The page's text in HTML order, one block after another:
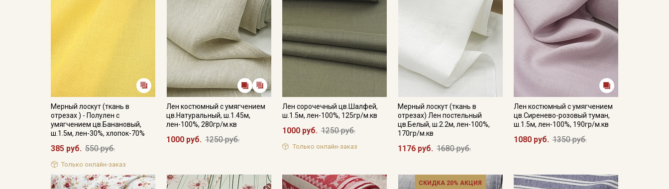
Мерный лоскут (ткань в
отрезах ) - Полулен с
умягчением цв.Банановый,
ш.1.5м, лен-30%, хлопок-70%
385 руб. 550 руб.
Только онлайн-заказ
Лен костюмный с умягчением
цв.Натуральный, ш.1.45м,
лен-100%, 280гр/м.кв
1000 руб. 1250 руб.
Лен сорочечный цв.Шалфей,
ш.1.5м, лен-100%, 125гр/м.кв
1000 руб. 1250 руб.
Только онлайн-заказ
Мерный лоскут (ткань в
отрезах) Лен постельный
цв.Белый, ш.2.2м, лен-100%,
170гр/м.кв
1176 руб. 1680 руб.
Лен костюмный с умягчением
цв.Сиренево-розовый туман,
ш.1.5м, лен-100%, 190гр/м.кв
1080 руб. 1350 руб.
СКИДКА 20% АКЦИЯ